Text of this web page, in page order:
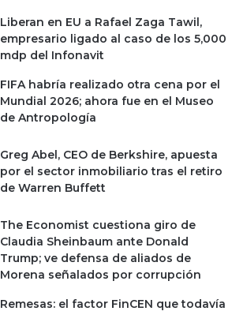
Liberan en EU a Rafael Zaga Tawil,
empresario ligado al caso de los 5,000
mdp del Infonavit
FIFA habría realizado otra cena por el
Mundial 2026; ahora fue en el Museo
de Antropología
Greg Abel, CEO de Berkshire, apuesta
por el sector inmobiliario tras el retiro
de Warren Buffett
The Economist cuestiona giro de
Claudia Sheinbaum ante Donald
Trump; ve defensa de aliados de
Morena señalados por corrupción
Remesas: el factor FinCEN que todavía